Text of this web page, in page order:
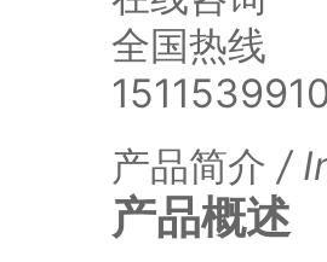
全国热线
产品简介 /
产品概述